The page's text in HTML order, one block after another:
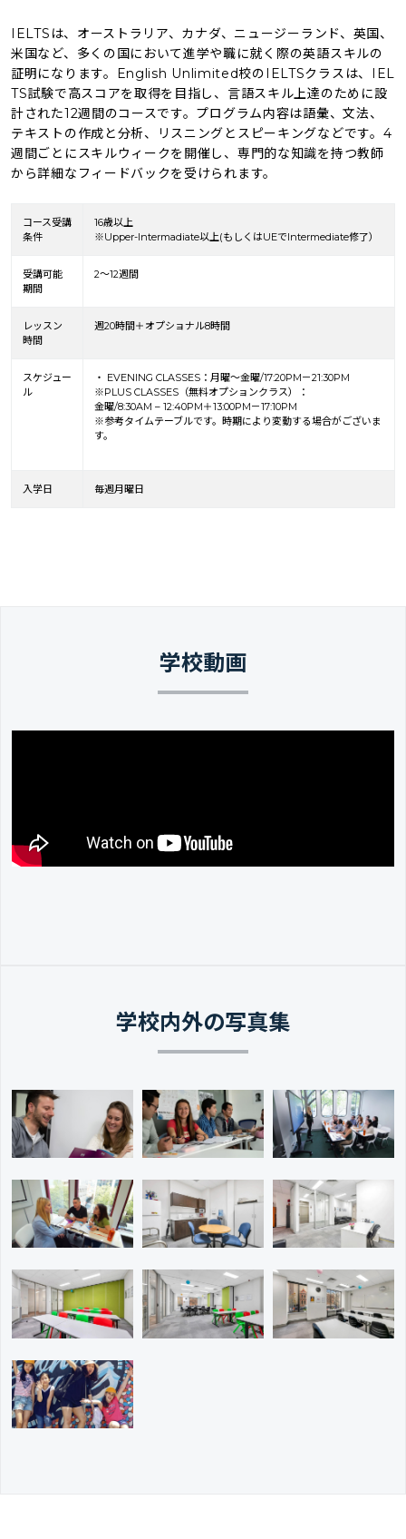
IELTSは、オーストラリア、カナダ、ニュージーランド、英国、
米国など、多くの国において進学や職に就く際の英語スキルの
証明になります。English Unlimited校のIELTSクラスは、IEL
TS試験で高スコアを取得を目指し、言語スキル上達のために設
計された12週間のコースです。プログラム内容は語彙、文法、
テキストの作成と分析、リスニングとスピーキングなどです。4
週間ごとにスキルウィークを開催し、専門的な知識を持つ教師
から詳細なフィードバックを受けられます。
コース受講
条件
16歳以上
※Upper-Intermadiate以上(もしくはUEでIntermediate修了）
受講可能
期間
2～12週間
レッスン
時間
週20時間＋オプショナル8時間
スケジュー
ル
・ EVENING CLASSES：月曜～金曜/17:20PM－21:30PM
※PLUS CLASSES（無料オプションクラス）：
金曜/8:30AM – 12:40PM＋13:00PM－17:10PM
※参考タイムテーブルです。時期により変動する場合がございま
す。
入学日 毎週月曜日
学校動画
学校内外の写真集